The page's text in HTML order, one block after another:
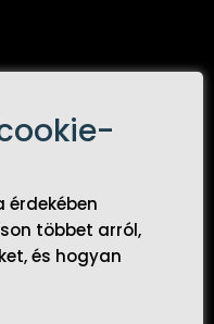
többet arról,
és hogyan